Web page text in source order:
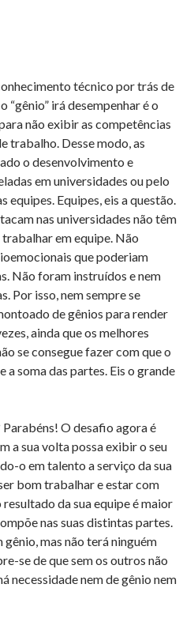
técnico por trás de
“gênio” irá desempenhar é o
não exibir as competências
trabalho. Desse modo, as
o desenvolvimento e
em universidades ou pelo
Equipes, eis a questão.
nas universidades não têm
em equipe. Não
que poderiam
Não foram instruídos e nem
Por isso, nem sempre se
de gênios para render
ainda que os melhores
se consegue fazer com que o
a soma das partes. Eis o grande
Parabéns! O desafio agora é
a sua volta possa exibir o seu
o em talento a serviço da sua
bom trabalhar e estar com
da sua equipe é maior
nas suas distintas partes.
mas não terá ninguém
se de que sem os outros não
necessidade nem de gênio nem